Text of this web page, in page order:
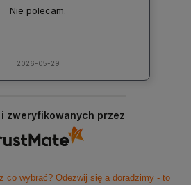
Nie polecam.
2026-05-29
zweryfikowanych przez
co wybrać? Odezwij się a doradzimy - to